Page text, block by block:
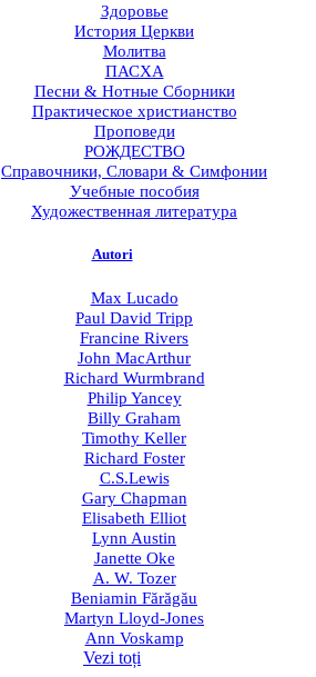
Здоровье
История Церкви
Молитва
ПАСХА
Песни & Нотные Сборники
Практическое христианство
Проповеди
РОЖДЕСТВО
Справочники, Словари & Симфонии
Учебные пособия
Художественная литература
Autori
Menu
Max Lucado
Paul David Tripp
Francine Rivers
John MacArthur
Richard Wurmbrand
Philip Yancey
Billy Graham
Timothy Keller
Richard Foster
C.S.Lewis
Gary Chapman
Elisabeth Elliot
Lynn Austin
Janette Oke
A. W. Tozer
Beniamin Fărăgău
Martyn Lloyd-Jones
Ann Voskamp
Vezi toți